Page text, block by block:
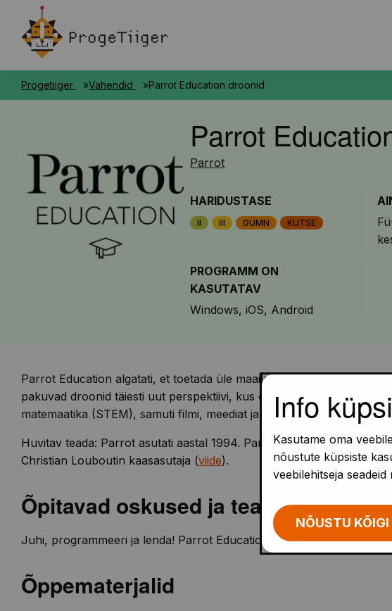
Progetiiger Vahendid Parrot Education droonid
Parrot
Parrot
HARIDUSTASE
II III GÜMN KUTSE
PROGRAMM ON
KASUTATAV
Windows iOS Android
Parrot Education algatati, et toetada üle maailma haridusasutustes
pakuvad droonid täiesti uut perspektiivi, kus on arvukalt
matemaatika (STEM), samuti filmi, meediat ja ajakirjandust.
Huvitav teada: Parrot asutati aastal 1994. Parroti asutaja on
Christian Louboutin kaasasutaja (viide).
Õpitavad oskused ja teadmised
Juhi, programmeeri ja lenda! Parrot Education toetab plokkide abil
Õppematerjalid
Info
Kasutame oma
nõustute küpsiste
veebilehitseja seadeid
NÕUSTU